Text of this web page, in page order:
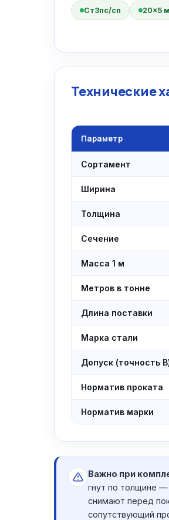
Ст3пс/сп 20×5
Технические
Параметр
Сортамент
Ширина
Толщина
Сечение
Масса 1 м
Метров в тонне
Длина поставки
Марка стали
Допуск (точность
Норматив проката
Норматив марки
Важно при
гнут по толщине —
снимают перед
сопутствующий